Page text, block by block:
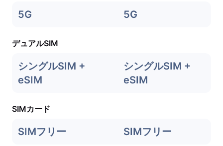
5G 5G
デュアルSIM
シングルSIM +
eSIM
シングルSIM +
eSIM
SIMカード
SIMフリー SIMフリー